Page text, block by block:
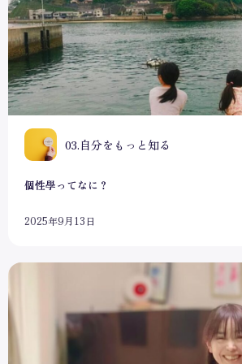
0 03.自分をもっと知る
個性學ってなに？
2025年9月13日
【自己紹介】「個性」と「言葉」を味